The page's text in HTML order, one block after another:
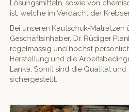
Lösungsmitteln, sowie von
ist, welche im Verdacht der
Bei unseren Kautschuk-Matratzen
Geschäftsinhaber, Dr. Rüdiger
regelmässig und höchst
Herstellung und die
Lanka. Somit sind die Qualität
sichergestellt.